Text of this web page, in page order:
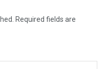
Required fields are